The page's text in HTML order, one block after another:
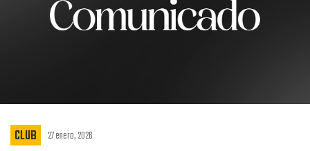
CLUB 27 enero, 2026